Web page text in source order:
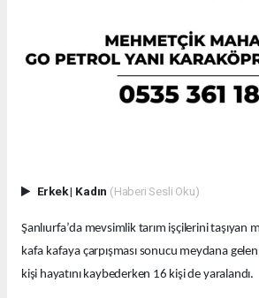
Erkek| Kadın (Haberi Sesli Oku)
Şanlıurfa’da mevsimlik tarım işçilerini taşıyan
kafa kafaya çarpışması sonucu meydana
kişi hayatını kaybederken 16 kişi de yaralandı.